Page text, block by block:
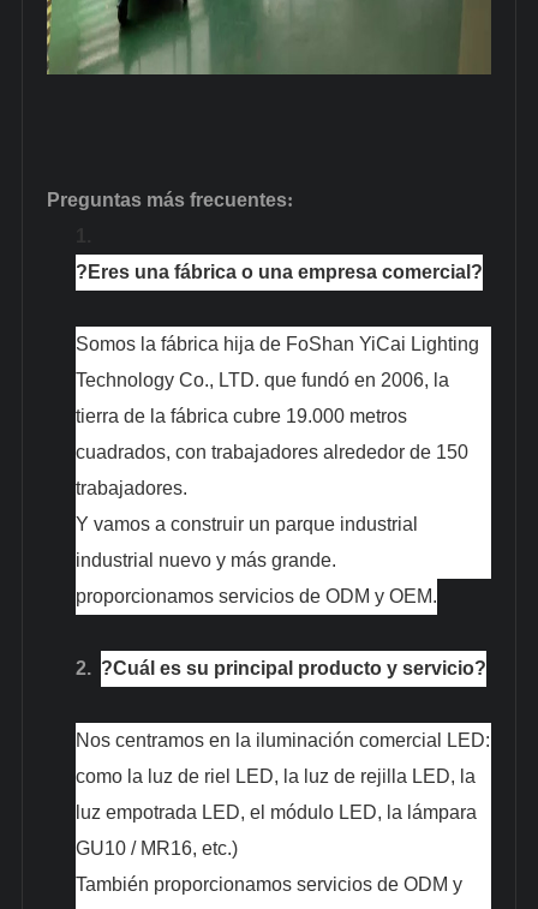
Preguntas más frecuentes:
?Eres una fábrica o una empresa comercial?
Somos la fábrica hija de FoShan YiCai Lighting
Technology Co., LTD. que fundó en 2006, la
tierra de la fábrica cubre 19.000 metros
cuadrados, con trabajadores alrededor de 150
trabajadores.
Y vamos a construir un parque industrial
industrial nuevo y más grande.
proporcionamos servicios de ODM y OEM.
2. ?Cuál es su principal producto y servicio?
Nos centramos en la iluminación comercial LED:
como la luz de riel LED, la luz de rejilla LED, la
luz empotrada LED, el módulo LED, la lámpara
GU10 / MR16, etc.)
También proporcionamos servicios de ODM y